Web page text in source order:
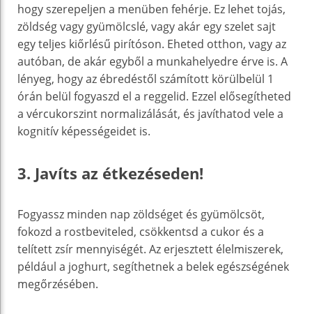
hogy szerepeljen a menüben fehérje. Ez lehet tojás,
zöldség vagy gyümölcslé, vagy akár egy szelet sajt
egy teljes kiőrlésű pirítóson. Eheted otthon, vagy az
autóban, de akár egyből a munkahelyedre érve is. A
lényeg, hogy az ébredéstől számított körülbelül 1
órán belül fogyaszd el a reggelid. Ezzel elősegítheted
a vércukorszint normalizálását, és javíthatod vele a
kognitív képességeidet is.
3. Javíts az étkezéseden!
Fogyassz minden nap zöldséget és gyümölcsöt,
fokozd a rostbeviteled, csökkentsd a cukor és a
telített zsír mennyiségét. Az erjesztett élelmiszerek,
például a joghurt, segíthetnek a belek egészségének
megőrzésében.